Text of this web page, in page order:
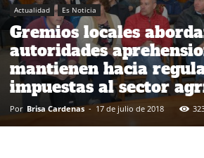
Actualidad Es Noticia
Gremios locales
autoridades
mantienen hacia
impuestas al sector
Por Brisa Cardenas - 17 de julio de 2018